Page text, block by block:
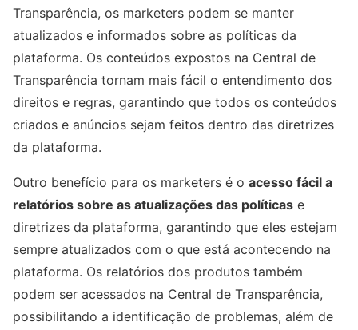
Transparência, os marketers podem se manter
atualizados e informados sobre as políticas da
plataforma. Os conteúdos expostos na Central de
Transparência tornam mais fácil o entendimento dos
direitos e regras, garantindo que todos os conteúdos
criados e anúncios sejam feitos dentro das diretrizes
da plataforma.
Outro benefício para os marketers é o acesso fácil a
relatórios sobre as atualizações das políticas e
diretrizes da plataforma, garantindo que eles estejam
sempre atualizados com o que está acontecendo na
plataforma. Os relatórios dos produtos também
podem ser acessados na Central de Transparência,
possibilitando a identificação de problemas, além de